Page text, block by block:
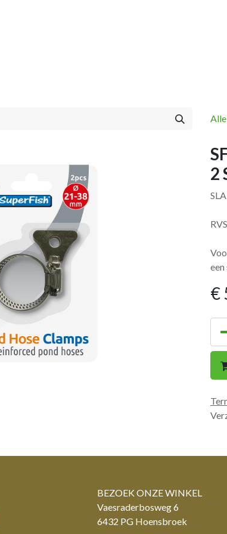
2
€
BEZOEK ONZE WINKEL
Vaesraderbosweg 6
6432 PG Hoensbroek